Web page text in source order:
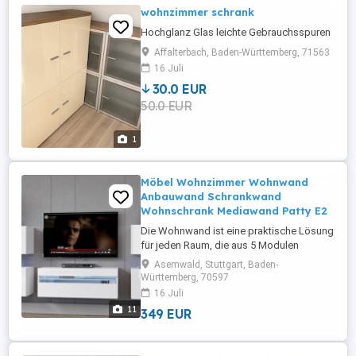
1
wohnzimmer schrank
Hochglanz Glas leichte Gebrauchsspuren
Affalterbach, Baden-Württemberg, 71563
16 Juli
30.0 EUR
50.0 EUR
11
Möbel Wohnzimmer Wohnwand
Anbauwand Schrankwand
Wohnschrank Mediawand Patty E2
Die Wohnwand ist eine praktische Lösung
für jeden Raum, die aus 5 Modulen
Schwarz, Weiß in Schwarz - Weiß
Ausführungen besteht, die Ihnen
ermöglichen, eine Zusammensetzung
anzupassen. Preis beinhaltet keine
Kaufes: - LED Beleuchtung ...
Asemwald, Stuttgart, Baden-
Württemberg, 70597
16 Juli
349 EUR